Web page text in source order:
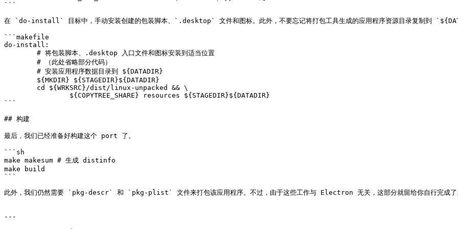
```
在 `do-install` 目标中，手动安装创建的包装脚本、`.desktop` 文件和图标。此外，不要忘记将打包工具生成的应用程序资源目录复制到
```makefile
do-install:
```
## 构建
最后，我们已经准备好构建这个 port 了。
```sh
make makesum # 生成 distinfo
make build
```
此外，我们仍然需要 `pkg-descr` 和 `pkg-plist` 文件来打包该应用程序。不过，由于这些工作与 Electron 无关，这部分就留给你自行完成了
---